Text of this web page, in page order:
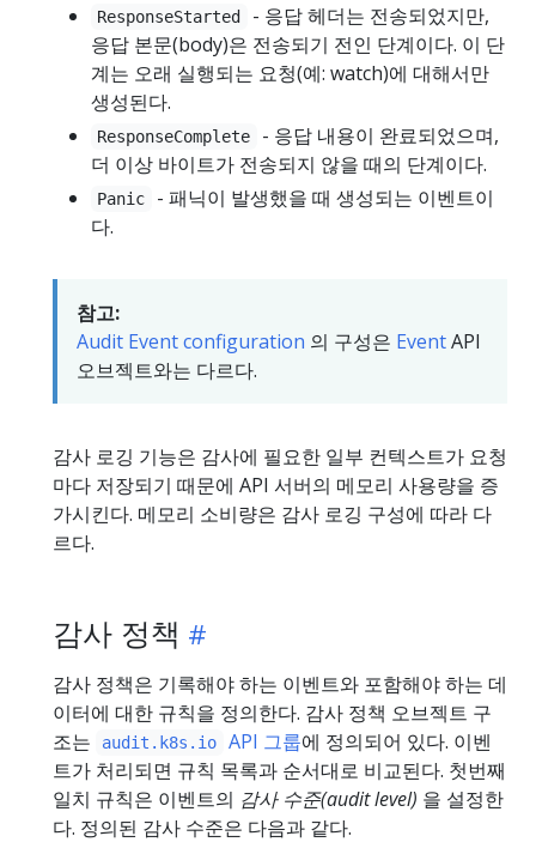
ResponseStarted
- 응답 헤더는 전송되었지만,
응답 본문(body)은 전송되기 전인 단계이다. 이 단
계는 오래 실행되는 요청(예: watch)에 대해서만
생성된다.
ResponseComplete
- 응답 내용이 완료되었으며,
더 이상 바이트가 전송되지 않을 때의 단계이다.
Panic
- 패닉이 발생했을 때 생성되는 이벤트이
다.
참고:
Audit Event configuration 의 구성은 EventAPI
오브젝트와는 다르다.
감사 로깅 기능은 감사에 필요한 일부 컨텍스트가 요청
마다 저장되기 때문에 API 서버의 메모리 사용량을 증
가시킨다. 메모리 소비량은 감사 로깅 구성에 따라 다
르다.
감사 정책
감사 정책은 기록해야 하는 이벤트와 포함해야 하는 데
이터에 대한 규칙을 정의한다. 감사 정책 오브젝트 구
조는
audit.k8s.io API 그룹에 정의되어 있다. 이벤
트가 처리되면 규칙 목록과 순서대로 비교된다. 첫번째
일치 규칙은 이벤트의 감사 수준(audit level) 을 설정한
다. 정의된 감사 수준은 다음과 같다.